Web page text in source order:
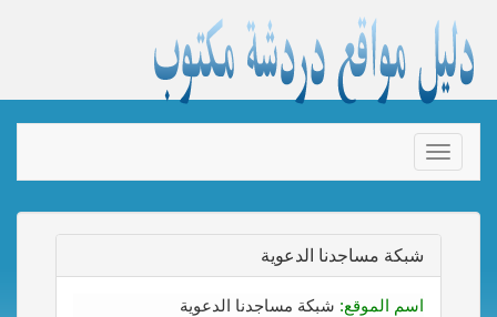
Toggle
navigation
شبكة مساجدنا الدعوية
اسم الموقع: شبكة مساجدنا الدعوية